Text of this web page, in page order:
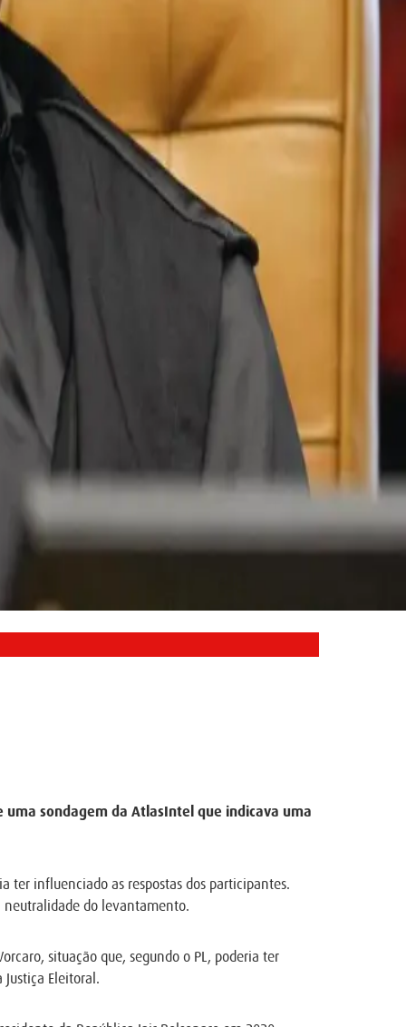
uma sondagem da AtlasIntel que indicava uma
ter influenciado as respostas dos participantes.
neutralidade do levantamento.
situação que, segundo o PL, poderia ter
Eleitoral.